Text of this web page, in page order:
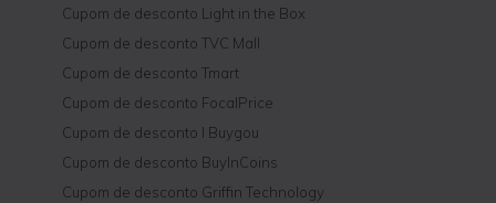
Cupom de desconto Light in the Box
Cupom de desconto TVC Mall
Cupom de desconto Tmart
Cupom de desconto FocalPrice
Cupom de desconto I Buygou
Cupom de desconto BuyInCoins
Cupom de desconto Griffin Technology